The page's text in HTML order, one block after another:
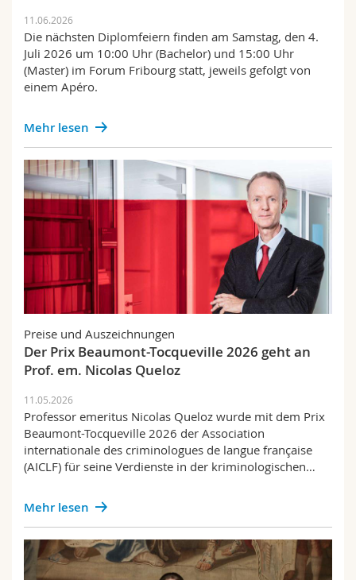
11.06.2026
Die nächsten Diplomfeiern finden am Samstag, den 4.
Juli 2026 um 10:00 Uhr (Bachelor) und 15:00 Uhr
(Master) im Forum Fribourg statt, jeweils gefolgt von
einem Apéro.
Mehr lesen
Preise und Auszeichnungen
Der Prix Beaumont-Tocqueville 2026 geht an
Prof. em. Nicolas Queloz
11.05.2026
Professor emeritus Nicolas Queloz wurde mit dem Prix
Beaumont-Tocqueville 2026 der Association
internationale des criminologues de langue française
(AICLF) für seine Verdienste in der kriminologischen…
Mehr lesen